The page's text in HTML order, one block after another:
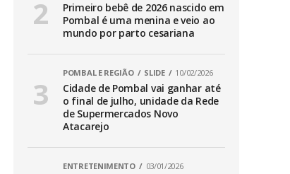
Primeiro bebê de 2026 nascido em
Pombal é uma menina e veio ao
mundo por parto cesariana
POMBAL E REGIÃO SLIDE 10/02/2026
Cidade de Pombal vai ganhar até
o final de julho, unidade da Rede
de Supermercados Novo
Atacarejo
ENTRETENIMENTO 03/01/2026